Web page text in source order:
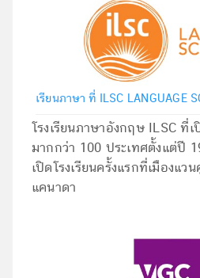
เรียนภาษา ที่ ILSC LANGUAGE
โรงเรียนภาษาอังกฤษ ILSC ที่
มากกว่า 100 ประเทศตั้งแต่ปี
เปิดโรงเรียนครั้งแรกที่เมืองแวน
แคนาดา